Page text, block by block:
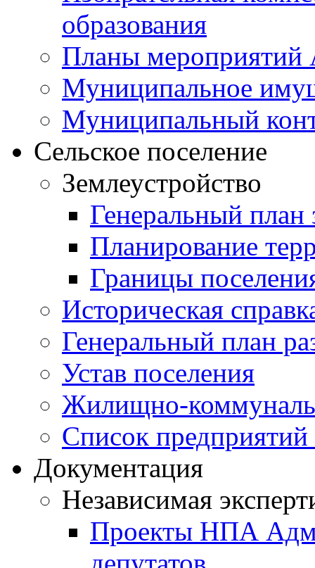
образования
Планы мероприятий
Муниципальное
Муниципальный
Сельское поселение
Землеустройство
Генеральный план
Планирование
Границы
Историческая
Генеральный план
Устав поселения
Жилищно-
Список предприятий
Документация
Независимая
Проекты НПА